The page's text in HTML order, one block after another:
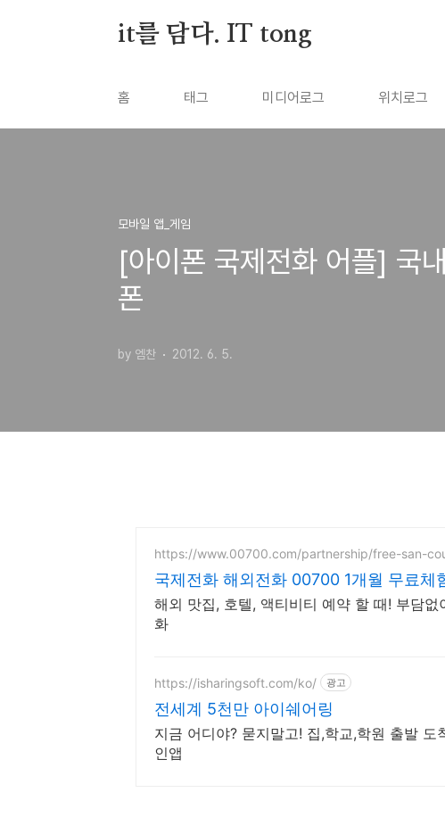
it를 담다. IT tong
홈 태그 미디어로그 위치로그
모바일 앱_게임
[아이폰 국제전화 어플] 국
폰
by 엠찬 2012. 6. 5.
https://www.00700.com/partnership/free-san-
국제전화 해외전화 00700 1개월 무료체
해외 맛집, 호텔, 액티비티 예약 할 때! 부담없
화
https://isharingsoft.com/ko/ 광고
전세계 5천만 아이쉐어링
지금 어디야? 묻지말고! 집,학교,학원 출발 도
인앱